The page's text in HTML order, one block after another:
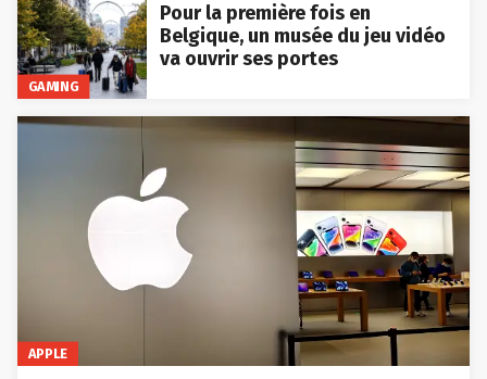
GAMING
Pour la première fois en
Belgique, un musée du jeu vidéo
va ouvrir ses portes
APPLE